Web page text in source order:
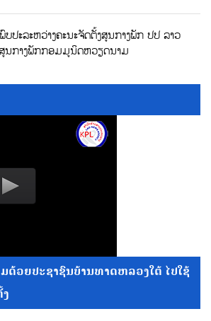
ປະລະຫວ່າງຄະນະຈັດຕັ້ງສູນກາງພັກ ປປ ລາວ
ນກາງພັກກອມມູນິດຫວຽດນາມ
ດ້ວຍປະຊາຊົນບ້ານທາດຫລວງໃຕ້ ໄປໃຊ້